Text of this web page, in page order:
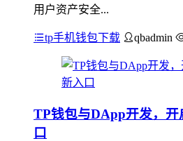
用户资产安全...
tp手机钱包下载 qbadmin
TP钱包与DApp开发，开
口